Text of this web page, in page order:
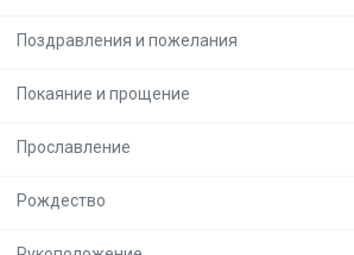
Поздравления и пожелания
Покаяние и прощение
Прославление
Рождество